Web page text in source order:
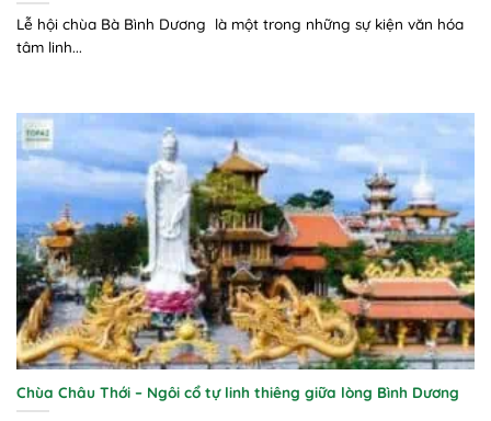
Lễ hội chùa Bà Bình Dương là một trong những sự kiện văn hóa
tâm linh...
Chùa Châu Thới – Ngôi cổ tự linh thiêng giữa lòng Bình Dương